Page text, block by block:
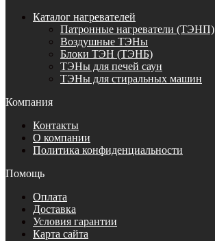
Каталог нагревателей
Патронные нагреватели (ТЭНП)
Воздушные ТЭНы
Блоки ТЭН (ТЭНБ)
ТЭНы для печей саун
ТЭНы для стиральных машин
Компания
Контакты
О компании
Политика конфиденциальности
Помощь
Оплата
Доставка
Условия гарантии
Карта сайта